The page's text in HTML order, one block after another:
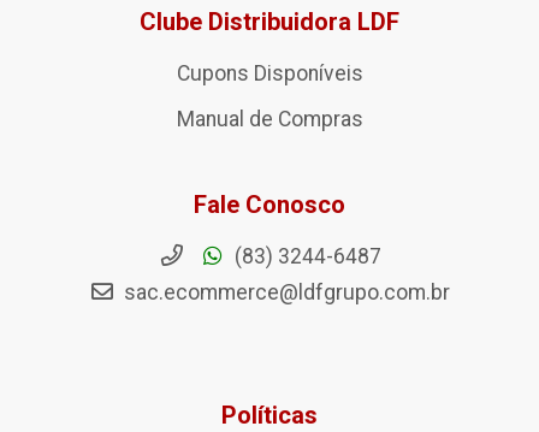
Clube Distribuidora LDF
Cupons Disponíveis
Manual de Compras
Fale Conosco
(83) 3244-6487
sac.ecommerce@ldfgrupo.com.br
Políticas